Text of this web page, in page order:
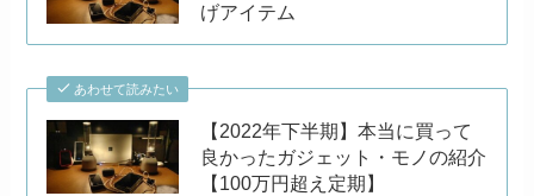
げアイテム
あわせて読みたい
【2022年下半期】本当に買って
良かったガジェット・モノの紹介
【100万円超え定期】